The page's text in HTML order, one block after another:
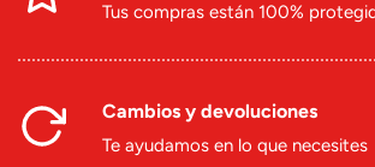
Tus compras están 100%
Cambios y devoluciones
Te ayudamos en lo que necesites